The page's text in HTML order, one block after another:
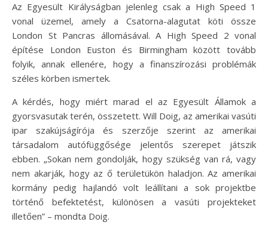
Az Egyesült Királyságban jelenleg csak a High Speed 1
vonal üzemel, amely a Csatorna-alagutat köti össze
London St Pancras állomásával. A High Speed 2 vonal
építése London Euston és Birmingham között tovább
folyik, annak ellenére, hogy a finanszírozási problémák
széles körben ismertek.
A kérdés, hogy miért marad el az Egyesült Államok a
gyorsvasutak terén, összetett. Will Doig, az amerikai vasúti
ipar szakújságírója és szerzője szerint az amerikai
társadalom autófüggősége jelentős szerepet játszik
ebben. „Sokan nem gondolják, hogy szükség van rá, vagy
nem akarják, hogy az ő területükön haladjon. Az amerikai
kormány pedig hajlandó volt leállítani a sok projektbe
történő befektetést, különösen a vasúti projekteket
illetően” – mondta Doig.